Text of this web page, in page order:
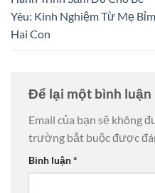
Yêu: Kinh Nghiệm Từ Mẹ Bỉm
Hai Con
Để lại một bình luận
Email của bạn sẽ không
trường bắt buộc được
Bình luận*